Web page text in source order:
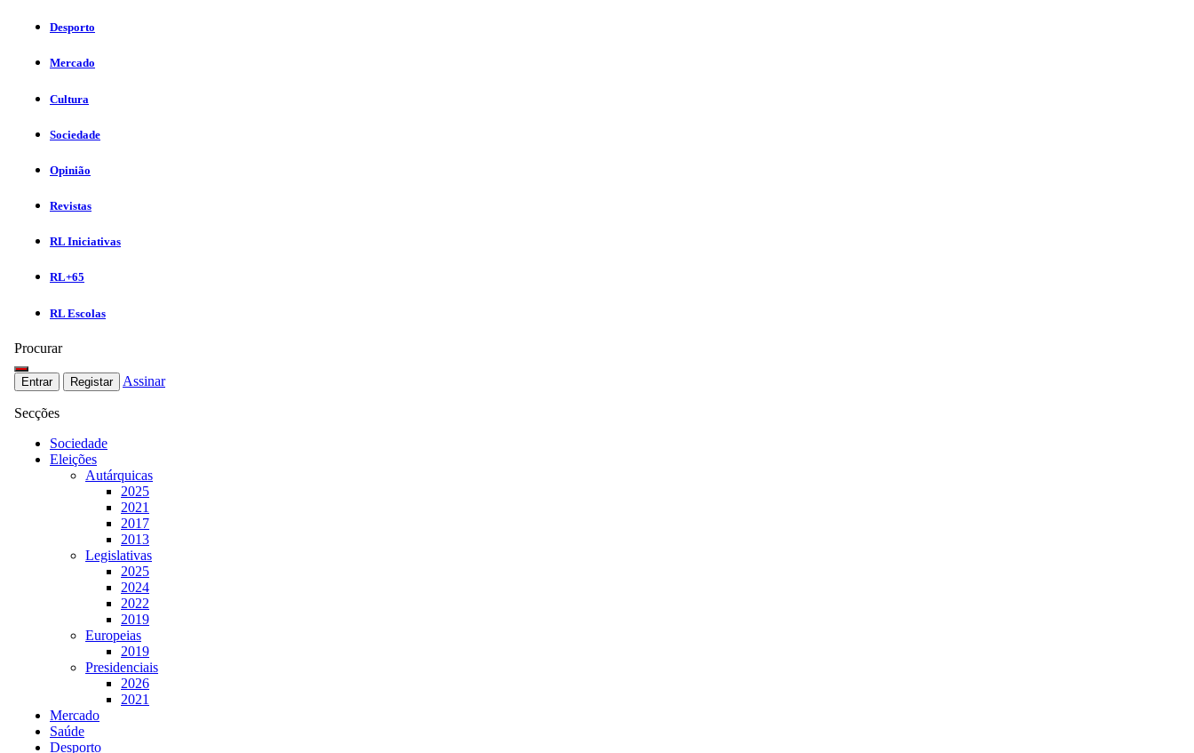
Desporto
Mercado
Cultura
Sociedade
Opinião
Revistas
RL Iniciativas
RL+65
RL Escolas
Procurar
Entrar Registar Assinar
Secções
Sociedade
Eleições
Autárquicas
2025
2021
2017
2013
Legislativas
2025
2024
2022
2019
Europeias
2019
Presidenciais
2026
2021
Mercado
Saúde
Desporto